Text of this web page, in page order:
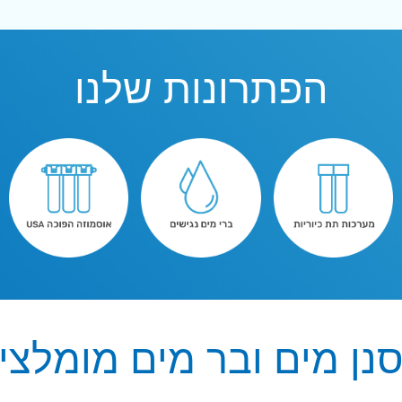
הפתרונות שלנו
מים ובר מים